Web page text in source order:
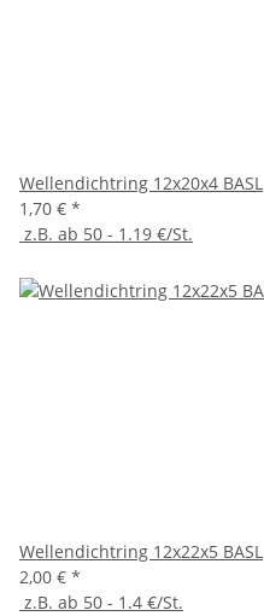
Wellendichtring 12x20x4 BASL
1,70 € *
z.B. ab 50 - 1.19 €/St.
Wellendichtring 12x22x5 BASL
2,00 € *
z.B. ab 50 - 1.4 €/St.